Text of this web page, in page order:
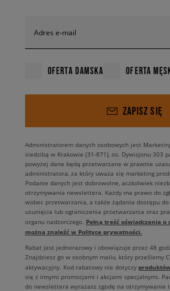
Adres e-mail
OFERTA DAMSKA OFERTA
ZAPISZ SIĘ
Administratorem danych osobowych jest
siedzibą w Krakowie (31-871), os. Dywizjonu 303
powyżej dane będą przetwarzane w prawnie
administratora, za który uważa się marketing
Podanie danych jest dobrowolne, aczkolwiek
otrzymywania newslettera. Każdy ma prawo do
wobec przetwarzania, a także żądania dostępu
usunięcia lub ograniczenia przetwarzania oraz
organu nadzorczego. Pełną treść oświadczenia
można znaleźć w Polityce prywatności.
Rabat jest jednorazowy i obowiązuje przez 48
Znajdziesz go w osobnym mailu, który prześlemy
aktywacyjny. Kod rabatowy nie dotyczy
się z innymi promocjami i akcjami specjalnymi.
do newslettera wyrażasz zgodę na otrzymywanie